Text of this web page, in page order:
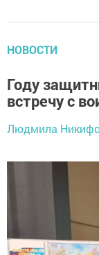
НОВОСТИ
Году
встречу с
Людмила